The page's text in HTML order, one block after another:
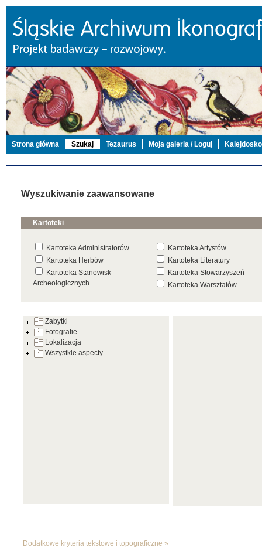
Strona główna Szukaj Tezaurus Moja galeria / Loguj
Wyszukiwanie zaawansowane
Kartoteki
Kartoteka Administratorów
Kartoteka Artystów
Kartoteka Herbów
Kartoteka Literatury
Kartoteka Stanowisk
Archeologicznych
Kartoteka Stowarzyszeń
Kartoteka Warsztatów
Zabytki
Fotografie
Lokalizacja
Wszystkie aspecty
Dodatkowe kryteria tekstowe i topograficzne »